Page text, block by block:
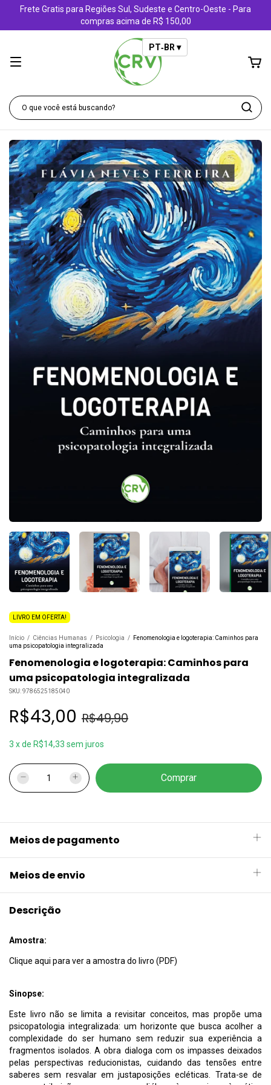
Frete Gratis para Regiões Sul, Sudeste e Centro-Oeste - Para
compras acima de R$ 150,00
PT‑BR ▾
LIVRO EM OFERTA!
Início / Ciências Humanas / Psicologia /
Fenomenologia e logoterapia: Caminhos para
uma psicopatologia integralizada
Fenomenologia e logoterapia: Caminhos para
uma psicopatologia integralizada
SKU:9786525185040
R$43,00 R$49,90
3 xde R$14,33 sem juros
Meios de pagamento
Meios de envio
Descrição
Amostra:
Clique aqui para ver a amostra do livro (PDF)
Sinopse:
Este livro não se limita a revisitar conceitos, mas propõe uma
psicopatologia integralizada: um horizonte que busca acolher a
complexidade do ser humano sem reduzir sua experiência a
fragmentos isolados. A obra dialoga com os impasses deixados
pelas perspectivas reducionistas, cuidando das tensões entre
saberes sem resvalar em justaposições ecléticas. Trata-se de